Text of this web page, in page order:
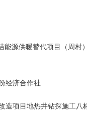
能源供暖替代项目（周村
经济合作社
造项目地热井钻探施工八